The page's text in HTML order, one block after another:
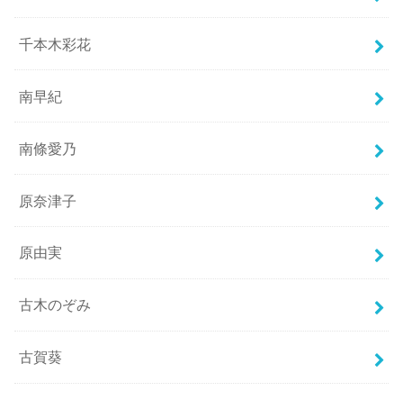
千本木彩花
南早紀
南條愛乃
原奈津子
原由実
古木のぞみ
古賀葵